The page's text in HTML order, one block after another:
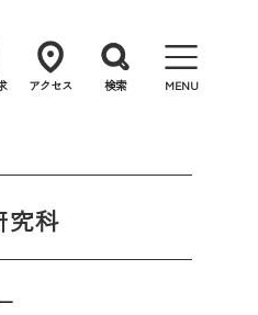
アクセス 検索 MENU
究科